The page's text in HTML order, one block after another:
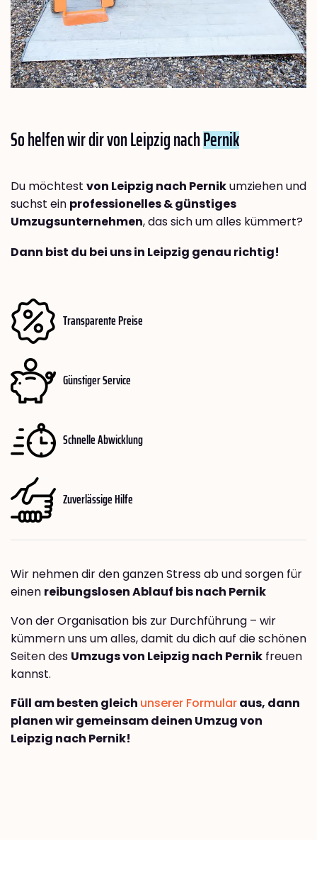
So helfen wir dir von Leipzig nachPernik
Du möchtest von Leipzig nach Pernikumziehen und
suchst ein professionelles & günstiges
Umzugsunternehmen, das sich um alles kümmert?
Dann bist du bei uns in Leipzig genau richtig!
Transparente Preise
Günstiger Service
Schnelle Abwicklung
Zuverlässige Hilfe
Wir nehmen dir den ganzen Stress ab und sorgen für
einen reibungslosen Ablauf bis nach Pernik
Von der Organisation bis zur Durchführung – wir
kümmern uns um alles, damit du dich auf die schönen
Seiten des Umzugs von Leipzig nach Pernik freuen
kannst.
Füll am besten gleich unserer Formularaus, dann
planen wir gemeinsam deinen Umzug von
Leipzig nach Pernik!